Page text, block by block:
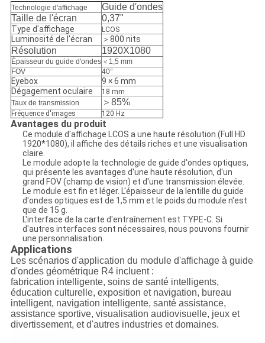
Technologie d'affichage
Guide d'ondes
Taille de l'écran
0,37"
Type d'affichage LCOS
Luminosité de l'écran ＞ 800 nits
Résolution 1920X1080
Épaisseur du guide d'ondes ＜1,5 mm
FOV
40°
Eyebox
9 × 6 mm
Dégagement oculaire
18 mm
Taux de transmission
＞85%
Fréquence d'images 120 Hz
Avantages du produit
Ce module d'affichage LCOS a une haute résolution (Full HD
1920*1080), il affiche des détails riches et une visualisation
claire.
Le module adopte la technologie de guide d'ondes optiques,
qui présente les avantages d'une haute résolution, d'un
grand FOV (champ de vision) et d'une transmission élevée.
Le module est fin et léger. L'épaisseur de la lentille du guide
d'ondes optiques est de 1,5 mm et le poids du module n'est
que de 15 g.
L'interface de la carte d'entraînement est TYPE-C. Si
d'autres interfaces sont nécessaires, nous pouvons fournir
une personnalisation.
Applications
Les scénarios d'application du module d'affichage à guide
d'ondes géométrique R4 incluent :
fabrication intelligente, soins de santé intelligents,
éducation culturelle, exposition et navigation, bureau
intelligent, navigation intelligente, santé assistance,
assistance sportive, visualisation audiovisuelle, jeux et
divertissement, et d'autres industries et domaines.